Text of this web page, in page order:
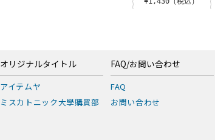
オリジナルタイトル
アイテムヤ
ミスカトニック大學購買部
FAQ/お問い合わせ
FAQ
お問い合わせ